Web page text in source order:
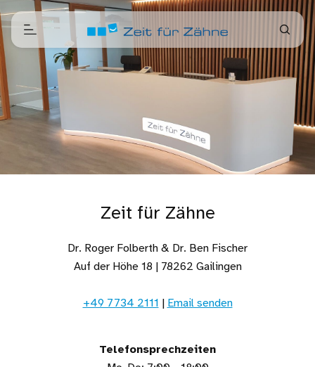
Zeit für Zähne
Dr. Roger Folberth & Dr. Ben Fischer
Auf der Höhe 18 | 78262 Gailingen
+49 7734 2111 Email senden
Telefonsprechzeiten